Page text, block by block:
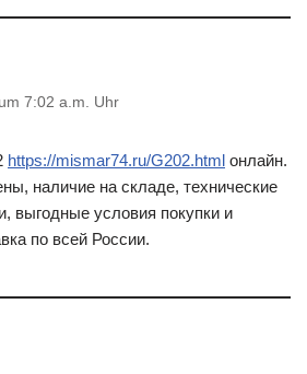
7:02 a.m. Uhr
https://mismar74.ru/G202.html онлайн.
наличие на складе, технические
выгодные условия покупки и
по всей России.